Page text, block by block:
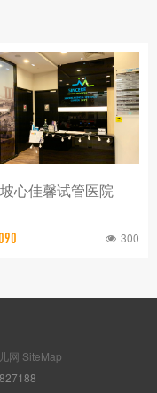
心佳馨试管医院
300
网 SiteMap